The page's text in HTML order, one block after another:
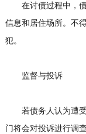
在讨债过程中，债
信息和居住场所。不
犯。
监督与投诉
若债务人认为遭受
门将会对投诉进行调